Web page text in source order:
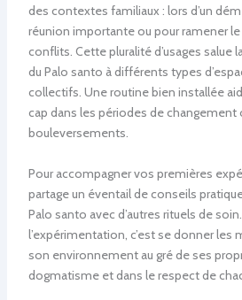
des contextes familiaux : lors d’un
réunion importante ou pour ramener
conflits. Cette pluralité d’usages salue
du Palo santo à différents types
collectifs. Une routine bien installée
cap dans les périodes de changement
bouleversements.
Pour accompagner vos premières
partage un éventail de conseils
Palo santo avec d’autres rituels de
l’expérimentation, c’est se donner les
son environnement au gré de ses
dogmatisme et dans le respect de